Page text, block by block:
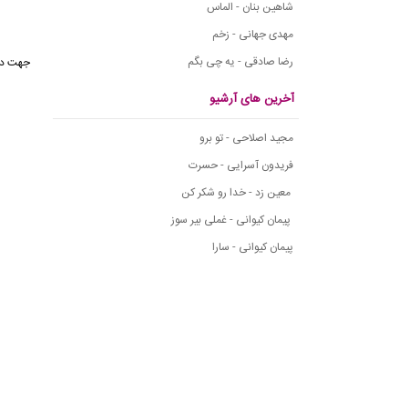
شاهین بنان - الماس
مهدی جهانی - زخم
رضا صادقی - یه چی بگم
آخرین های آرشیو
مجید اصلاحی - تو برو
فریدون آسرایی - حسرت
معین زد - خدا رو شکر کن
پیمان کیوانی - غملی بیر سوز
پیمان کیوانی - سارا